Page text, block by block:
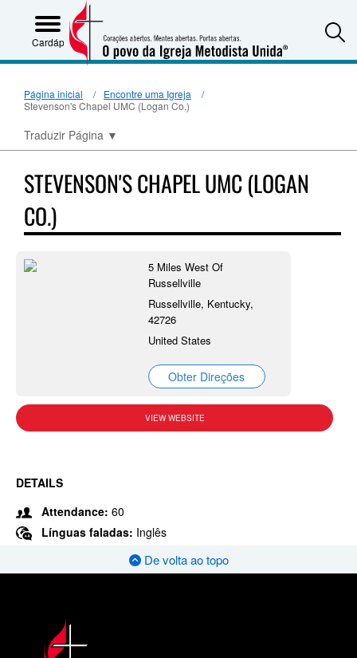
Cardápio
Página inicial
Encontre uma Igreja
Stevenson's Chapel UMC (Logan Co.)
Traduzir Página ▼
STEVENSON'S CHAPEL UMC (LOGAN
CO.)
5 Miles West Of
Russellville
Russellville, Kentucky,
42726
United States
Obter Direções
VIEW WEBSITE
DETAILS
Attendance: 60
Línguas faladas: Inglês
De volta ao topo